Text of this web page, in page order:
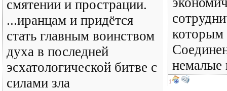
смятении и прострации.
...иранцам и придётся
стать главным воинством
духа в последней
эсхатологической битве с
силами зла
которым
немалые
1